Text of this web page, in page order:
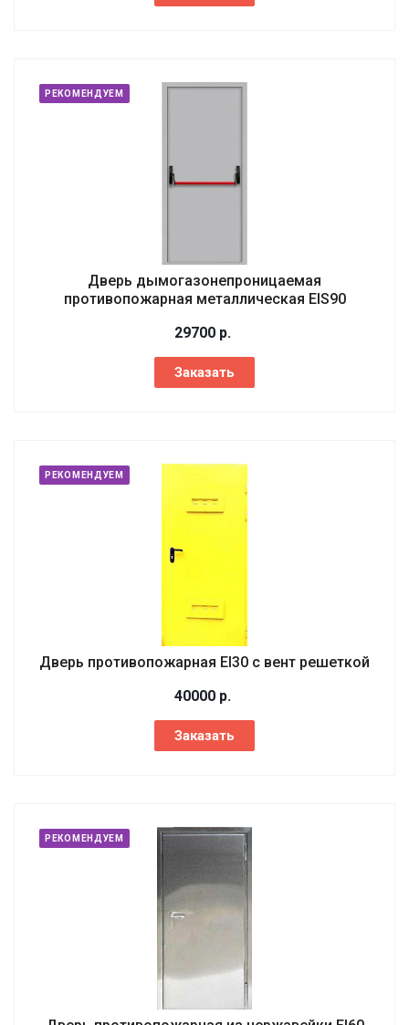
РЕКОМЕНДУЕМ
Дверь дымогазонепроницаемая
противопожарная металлическая EIS90
29700 р.
Заказать
РЕКОМЕНДУЕМ
Дверь противопожарная EI30 с вент решеткой
40000 р.
Заказать
РЕКОМЕНДУЕМ